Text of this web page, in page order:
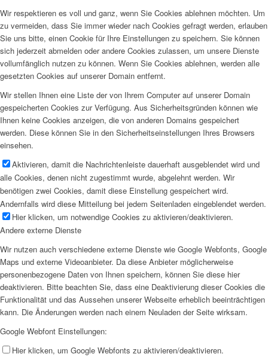
Wir respektieren es voll und ganz, wenn Sie Cookies ablehnen möchten. Um
zu vermeiden, dass Sie immer wieder nach Cookies gefragt werden, erlauben
Sie uns bitte, einen Cookie für Ihre Einstellungen zu speichern. Sie können
sich jederzeit abmelden oder andere Cookies zulassen, um unsere Dienste
vollumfänglich nutzen zu können. Wenn Sie Cookies ablehnen, werden alle
gesetzten Cookies auf unserer Domain entfernt.
Wir stellen Ihnen eine Liste der von Ihrem Computer auf unserer Domain
gespeicherten Cookies zur Verfügung. Aus Sicherheitsgründen können wie
Ihnen keine Cookies anzeigen, die von anderen Domains gespeichert
werden. Diese können Sie in den Sicherheitseinstellungen Ihres Browsers
einsehen.
Aktivieren, damit die Nachrichtenleiste dauerhaft ausgeblendet wird und
alle Cookies, denen nicht zugestimmt wurde, abgelehnt werden. Wir
benötigen zwei Cookies, damit diese Einstellung gespeichert wird.
Andernfalls wird diese Mitteilung bei jedem Seitenladen eingeblendet werden.
Hier klicken, um notwendige Cookies zu aktivieren/deaktivieren.
Andere externe Dienste
Wir nutzen auch verschiedene externe Dienste wie Google Webfonts, Google
Maps und externe Videoanbieter. Da diese Anbieter möglicherweise
personenbezogene Daten von Ihnen speichern, können Sie diese hier
deaktivieren. Bitte beachten Sie, dass eine Deaktivierung dieser Cookies die
Funktionalität und das Aussehen unserer Webseite erheblich beeinträchtigen
kann. Die Änderungen werden nach einem Neuladen der Seite wirksam.
Google Webfont Einstellungen:
Hier klicken, um Google Webfonts zu aktivieren/deaktivieren.